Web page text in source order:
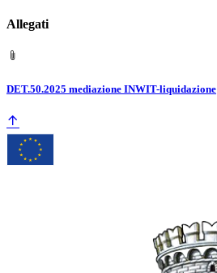
Allegati
DET.50.2025 mediazione INWIT-liquidazione